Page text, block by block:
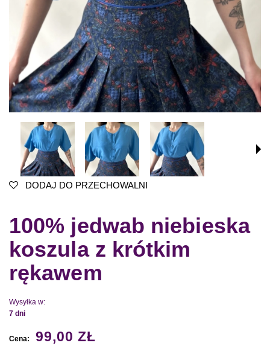
DODAJ DO PRZECHOWALNI
100% jedwab niebieska
koszula z krótkim
rękawem
Wysyłka w:
7 dni
Cena: 99,00 ZŁ